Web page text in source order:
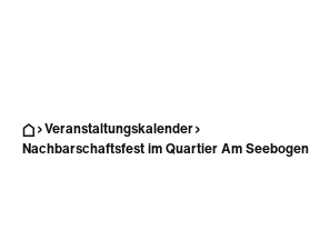
Veranstaltungskalender
Nachbarschaftsfest im Quartier Am Seebogen